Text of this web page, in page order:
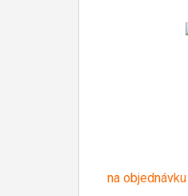
na objednávku